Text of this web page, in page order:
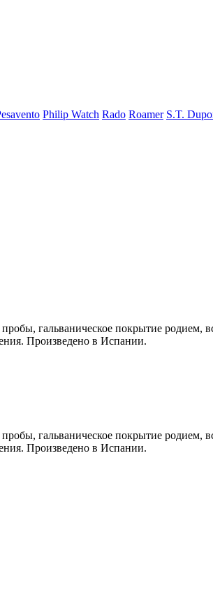
Philip Watch Rado Roamer S.T.
гальваническое покрытие родием,
Произведено в Испании.
гальваническое покрытие родием,
Произведено в Испании.